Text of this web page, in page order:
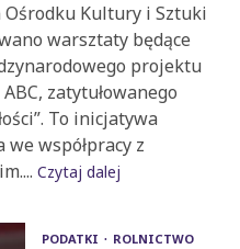
Kultury i Sztuki
warsztaty będące
projektu
zatytułowanego
To inicjatywa
współpracy z
Czytaj dalej
PODATKI ROLNICTWO